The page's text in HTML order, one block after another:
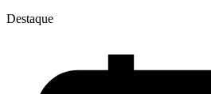
Destaque